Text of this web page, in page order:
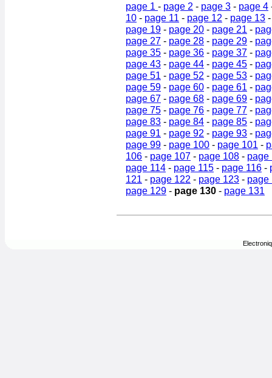
page 1 - page 2 - page 3 - page 4
10 - page 11 - page 12 - page 13
page 19 - page 20 - page 21 -
page 27 - page 28 - page 29 -
page 35 - page 36 - page 37 -
page 43 - page 44 - page 45 -
page 51 - page 52 - page 53 -
page 59 - page 60 - page 61 -
page 67 - page 68 - page 69 -
page 75 - page 76 - page 77 -
page 83 - page 84 - page 85 -
page 91 - page 92 - page 93 -
page 99 - page 100 - page 101 -
106 - page 107 - page 108 - page
page 114 - page 115 - page 116 -
121 - page 122 - page 123 - page
page 129 - page 130 - page 131